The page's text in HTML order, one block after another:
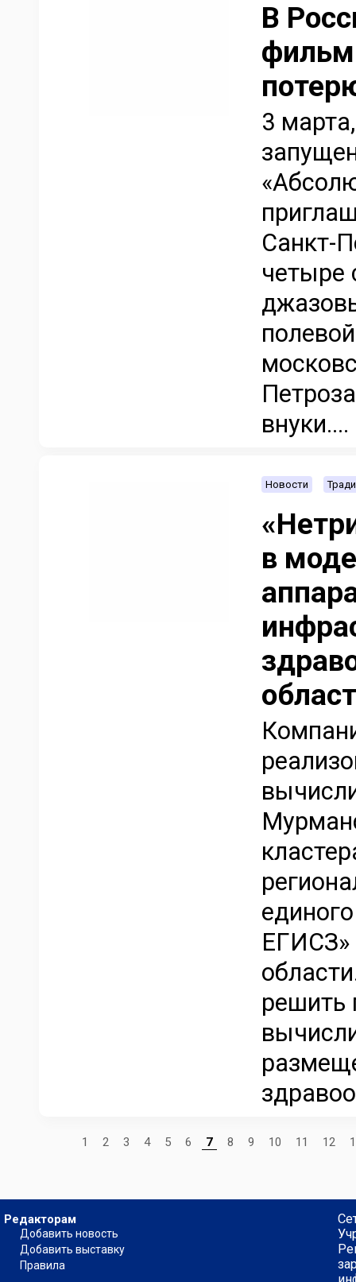
В
3
Санкт-
четыре
внуки....
Новости
в
ЕГИСЗ»
решить
1 2 3 4 5 6 7 8 9 10 11 12
Редакторам
Добавить новость
Добавить выставку
Правила